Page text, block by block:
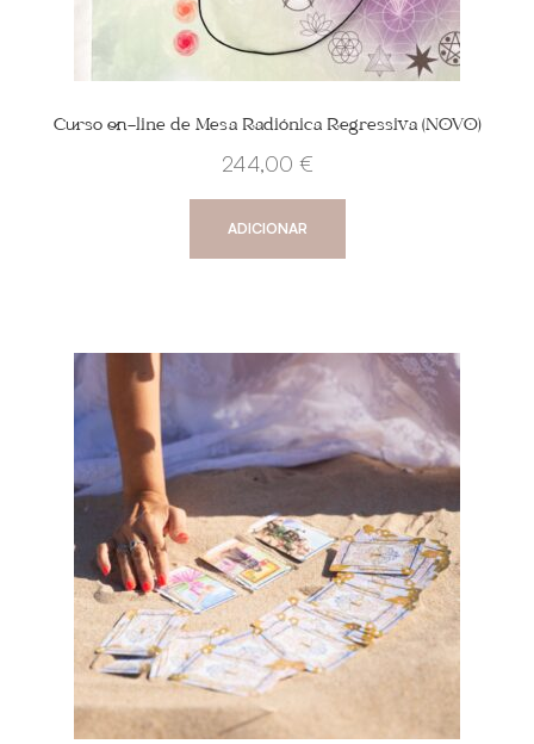
Curso on-line de Mesa Radiónica Regressiva (NOVO)
244,00 €
ADICIONAR